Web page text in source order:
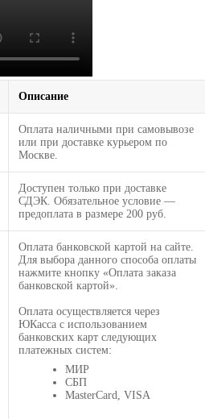
Описание
Оплата наличными при самовывозе
или при доставке курьером по
Москве.
Доступен только при доставке
СДЭК. Обязательное условие —
предоплата в размере 200 руб.
Оплата банковской картой на сайте.
Для выбора данного способа оплаты
нажмите кнопку «Оплата заказа
банковской картой».
Оплата осуществляется через
ЮКасса с использованием
банковских карт следующих
платежных систем:
МИР
СБП
MasterCard, VISA